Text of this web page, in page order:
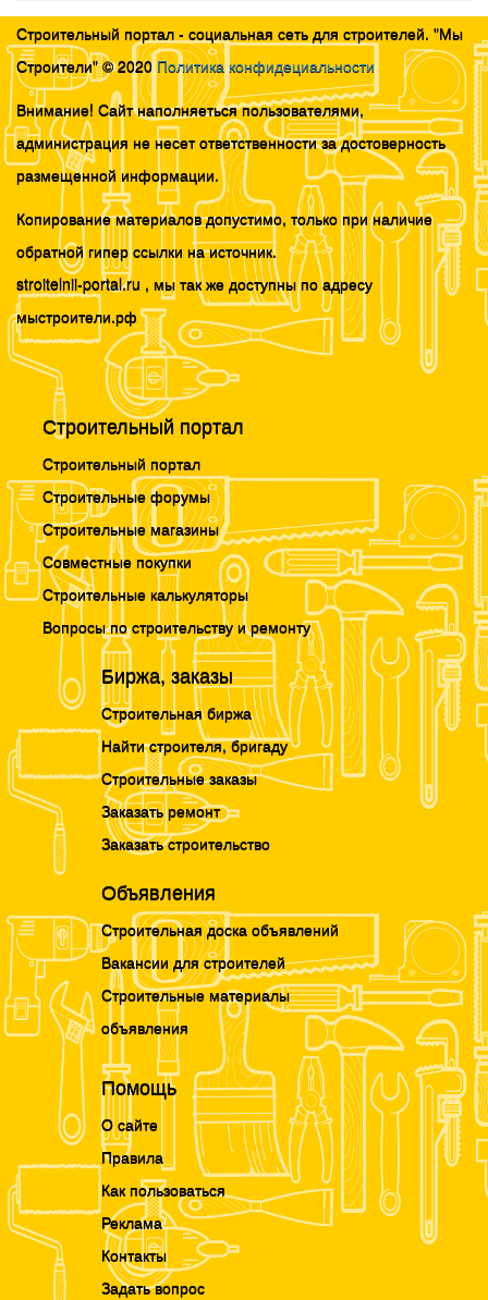
Строительный портал - социальная сеть для строителей. "Мы
Строители" © 2020 Политика конфидециальности
Внимание! Сайт наполняеться пользователями,
администрация не несет ответственности за достоверность
размещенной информации.
Копирование материалов допустимо, только при наличие
обратной гипер ссылки на источник.
stroitelnii-portal.ru , мы так же доступны по адресу
мыстроители.рф
Строительный портал
Строительный портал
Строительные форумы
Строительные магазины
Совместные покупки
Строительные калькуляторы
Вопросы по строительству и ремонту
Биржа, заказы
Строительная биржа
Найти строителя, бригаду
Строительные заказы
Заказать ремонт
Заказать строительство
Объявления
Строительная доска объявлений
Вакансии для строителей
Строительные материалы
объявления
Помощь
О сайте
Правила
Как пользоваться
Реклама
Контакты
Задать вопрос